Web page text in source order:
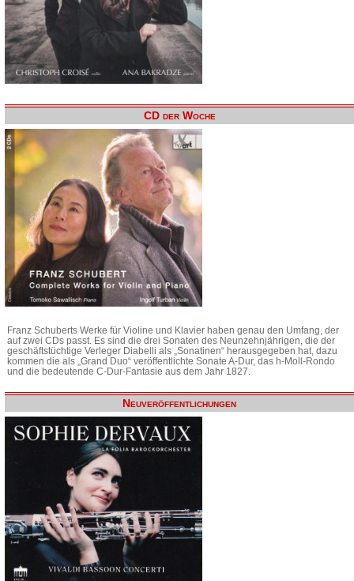
CD der Woche
Franz Schuberts Werke für Violine und Klavier haben genau den Umfang, der
auf zwei CDs passt. Es sind die drei Sonaten des Neunzehnjährigen, die der
geschäftstüchtige Verleger Diabelli als „Sonatinen“ herausgegeben hat, dazu
kommen die als „Grand Duo“ veröffentlichte Sonate A-Dur, das h-Moll-Rondo
und die bedeutende C-Dur-Fantasie aus dem Jahr 1827.
Neuveröffentlichungen